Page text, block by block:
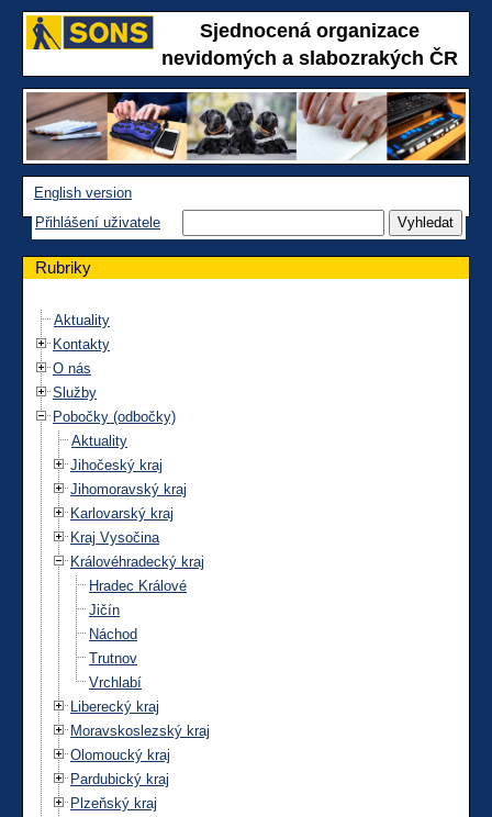
Sjednocená organizace
nevidomých a slabozrakých ČR
English version
Přihlášení uživatele
Rubriky
Aktuality
Kontakty
O nás
Služby
Pobočky (odbočky)
Aktuality
Jihočeský kraj
Jihomoravský kraj
Karlovarský kraj
Kraj Vysočina
Královéhradecký kraj
Hradec Králové
Jičín
Náchod
Trutnov
Vrchlabí
Liberecký kraj
Moravskoslezský kraj
Olomoucký kraj
Pardubický kraj
Plzeňský kraj